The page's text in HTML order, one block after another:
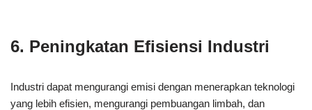
6. Peningkatan Efisiensi Industri
Industri dapat mengurangi emisi dengan menerapkan teknologi
yang lebih efisien, mengurangi pembuangan limbah, dan